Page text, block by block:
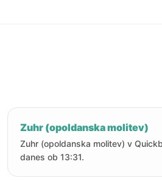
Zuhr (opoldanska molitev)
Zuhr (opoldanska molitev) v
danes ob 13:31.